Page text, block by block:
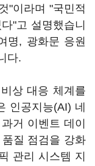
"이라며 "국민적
"고 설명했습니
명, 광화문 응원
다.
상 대응 체계를
인공지능(AI) 네
거 이벤트 데이
질 점검을 강화
관리 시스템 지